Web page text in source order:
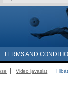
TERMS AND
Video javaslat